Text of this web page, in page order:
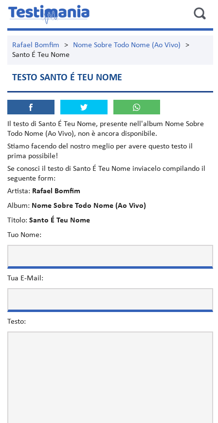
Rafael Bomfim > Nome Sobre Todo Nome (Ao Vivo)
>
Santo É Teu Nome
TESTO SANTO É TEU NOME
Il testo di Santo É Teu Nome, presente nell'album Nome Sobre
Todo Nome (Ao Vivo), non è ancora disponibile.
Stiamo facendo del nostro meglio per avere questo testo il
prima possibile!
Se conosci il testo di Santo É Teu Nome inviacelo compilando il
seguente form:
Artista: Rafael Bomfim
Album: Nome Sobre Todo Nome (Ao Vivo)
Titolo: Santo É Teu Nome
Tuo Nome:
Tua E-Mail:
Testo: